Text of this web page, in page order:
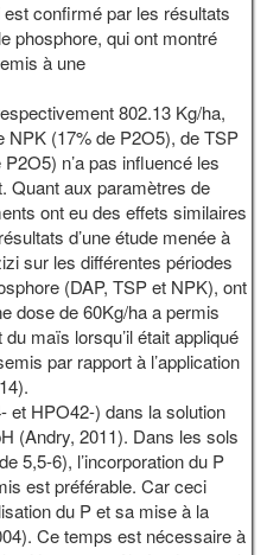
confirmé par les résultats
phosphore, qui ont montré
à une
802.13 Kg/ha,
NPK (17% de P2O5), de TSP
n’a pas influencé les
Quant aux paramètres de
ont eu des effets similaires
d’une étude menée à
sur les différentes périodes
(DAP, TSP et NPK), ont
dose de 60Kg/ha a permis
maïs lorsqu’il était appliqué
par rapport à l’application
et HPO42-) dans la solution
(Andry, 2011). Dans les sols
5,5-6), l’incorporation du P
est préférable. Car ceci
du P et sa mise à la
Ce temps est nécessaire à